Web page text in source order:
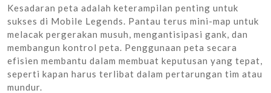
Kesadaran peta adalah keterampilan penting untuk
sukses di Mobile Legends. Pantau terus mini-map untuk
melacak pergerakan musuh, mengantisipasi gank, dan
membangun kontrol peta. Penggunaan peta secara
efisien membantu dalam membuat keputusan yang tepat,
seperti kapan harus terlibat dalam pertarungan tim atau
mundur.